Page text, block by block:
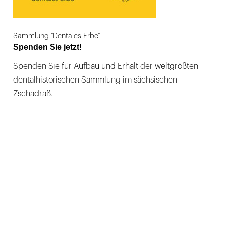
Sammlung "Dentales Erbe"
Spenden Sie jetzt!
Spenden Sie für Aufbau und Erhalt der weltgrößten
dentalhistorischen Sammlung im sächsischen
Zschadraß.